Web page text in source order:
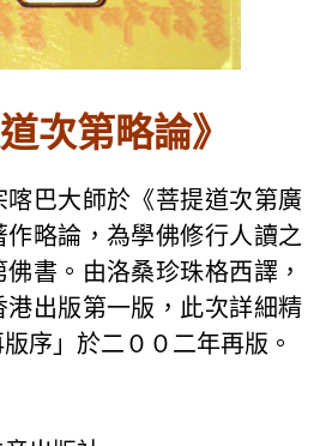
次第略論》
喀巴大師於《菩提道次第廣
略論，為學佛修行人讀之
書。由洛桑珍珠格西譯，
港出版第一版，此次詳細精
序」於二００二年再版。